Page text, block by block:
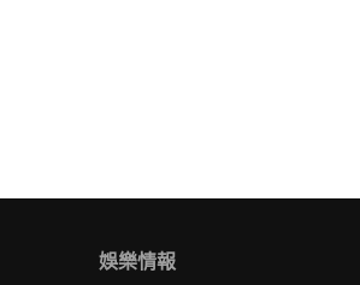
娛樂情報